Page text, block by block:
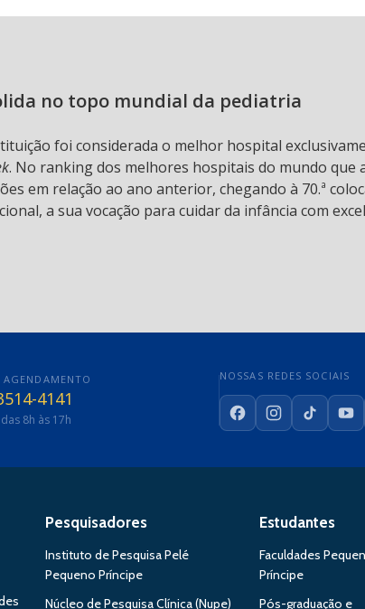
no topo mundial da pediatria
foi considerada o melhor hospital
. No ranking dos melhores hospitais do mundo que
em relação ao ano anterior, chegando à 70.ª
a sua vocação para cuidar da infância com
AGENDAMENTO
4141
8h às 17h
NOSSAS REDES SOCIAIS
FacebookInstagram
TikTok
Pesquisadores
Instituto de Pesquisa Pelé
Pequeno Príncipe
Núcleo de Pesquisa Clínica (Nupe)
Estudantes
Faculdades
Príncipe
Pós-graduação e